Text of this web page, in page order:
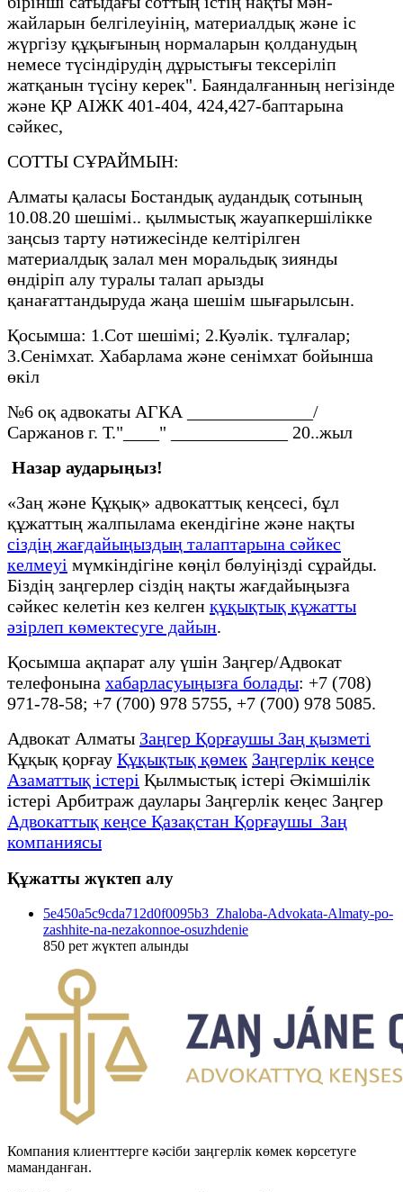
жайларын белгілеуінің, материалдық және іс
жүргізу құқығының нормаларын қолданудың
немесе түсіндірудің дұрыстығы тексеріліп
жатқанын түсіну керек". Баяндалғанның негізінде
және ҚР АІЖК 401-404, 424,427-баптарына
сәйкес,
СОТТЫ СҰРАЙМЫН:
Алматы қаласы Бостандық аудандық сотының
10.08.20 шешімі.. қылмыстық жауапкершілікке
заңсыз тарту нәтижесінде келтірілген
материалдық залал мен моральдық зиянды
өндіріп алу туралы талап арызды
қанағаттандыруда жаңа шешім шығарылсын.
Қосымша: 1.Сот шешімі; 2.Куәлік. тұлғалар;
3.Сенімхат. Хабарлама және сенімхат бойынша
өкіл
№6 оқ адвокаты АГКА ______________/
Саржанов г. Т."____" _____________ 20..жыл
Назар аударыңыз!
«Заң және Құқық» адвокаттық кеңсесі, бұл
құжаттың жалпылама екендігіне және нақты
сіздің жағдайыңыздың талаптарына сәйкес
келмеуі мүмкіндігіне көңіл бөлуіңізді сұрайды.
Біздің заңгерлер сіздің нақты жағдайыңызға
сәйкес келетін кез келген құқықтық құжатты
әзірлеп көмектесуге дайын.
Қосымша ақпарат алу үшін Заңгер/Адвокат
телефонына хабарласуыңызға болады: +7 (708)
971-78-58; +7 (700) 978 5755, +7 (700) 978 5085.
Адвокат Алматы Заңгер Қорғаушы Заң қызметі
Құқық қорғау Құқықтық қөмек Заңгерлік кеңсе
Азаматтық істері Қылмыстық істері Әкімшілік
істері Арбитраж даулары Заңгерлік кеңес Заңгер
Адвокаттық кеңсе Қазақстан Қорғаушы Заң
компаниясы
Құжатты жүктеп алу
5e450a5c9cda712d0f0095b3_Zhaloba-Advokata-Almaty-po-
zashhite-na-nezakonnoe-osuzhdenie
850 рет жүктеп алынды
Компания клиенттерге кәсіби заңгерлік көмек көрсетуге
маманданған.